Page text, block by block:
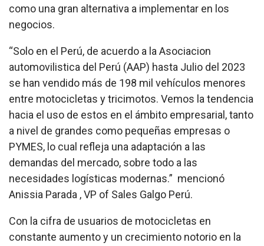
como una gran alternativa a implementar en los
negocios.
“Solo en el Perú, de acuerdo a la Asociacion
automovilistica del Perú (AAP) hasta Julio del 2023
se han vendido más de 198 mil vehículos menores
entre motocicletas y tricimotos. Vemos la tendencia
hacia el uso de estos en el ámbito empresarial, tanto
a nivel de grandes como pequeñas empresas o
PYMES, lo cual refleja una adaptación a las
demandas del mercado, sobre todo a las
necesidades logísticas modernas.” mencionó
Anissia Parada , VP of Sales Galgo Perú.
Con la cifra de usuarios de motocicletas en
constante aumento y un crecimiento notorio en la